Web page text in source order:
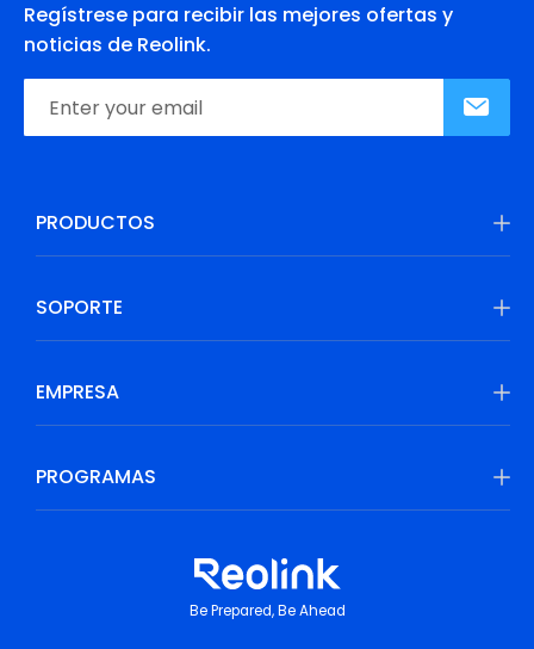
Regístrese para recibir las mejores ofertas y
noticias de Reolink.
PRODUCTOS
SOPORTE
EMPRESA
PROGRAMAS
Be Prepared, Be Ahead